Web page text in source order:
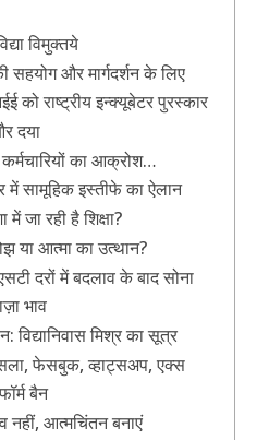
विमुक्तये
सहयोग और मार्गदर्शन के लिए
को राष्ट्रीय इन्क्यूबेटर पुरस्कार
दया
का आक्रोश…
में सामूहिक इस्तीफे का ऐलान
जा रही है शिक्षा?
या आत्मा का उत्थान?
दरों में बदलाव के बाद सोना
भाव
मिश्र का सूत्र
फेसबुक, व्हाट्सअप, एक्स
बैन
नहीं, आत्मचिंतन बनाएं